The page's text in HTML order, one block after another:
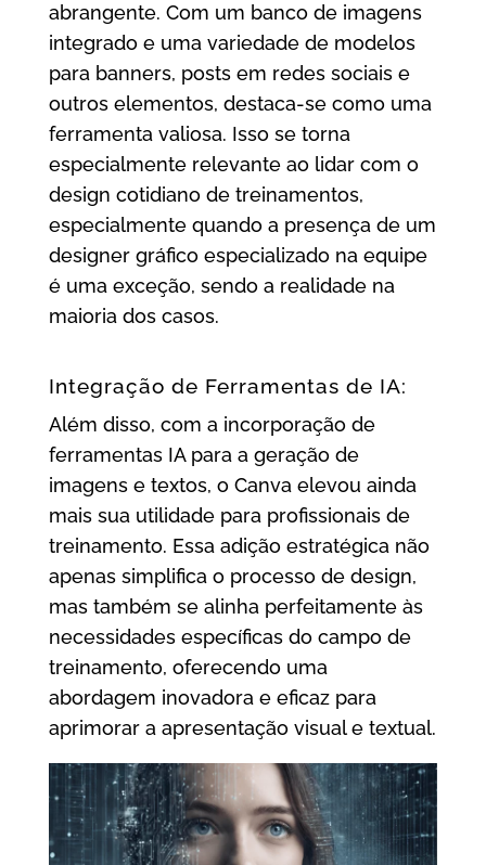
abrangente. Com um banco de imagens
integrado e uma variedade de modelos
para banners, posts em redes sociais e
outros elementos, destaca-se como uma
ferramenta valiosa. Isso se torna
especialmente relevante ao lidar com o
design cotidiano de treinamentos,
especialmente quando a presença de um
designer gráfico especializado na equipe
é uma exceção, sendo a realidade na
maioria dos casos.
Integração de Ferramentas de IA:
Além disso, com a incorporação de
ferramentas IA para a geração de
imagens e textos, o Canva elevou ainda
mais sua utilidade para profissionais de
treinamento. Essa adição estratégica não
apenas simplifica o processo de design,
mas também se alinha perfeitamente às
necessidades específicas do campo de
treinamento, oferecendo uma
abordagem inovadora e eficaz para
aprimorar a apresentação visual e textual.